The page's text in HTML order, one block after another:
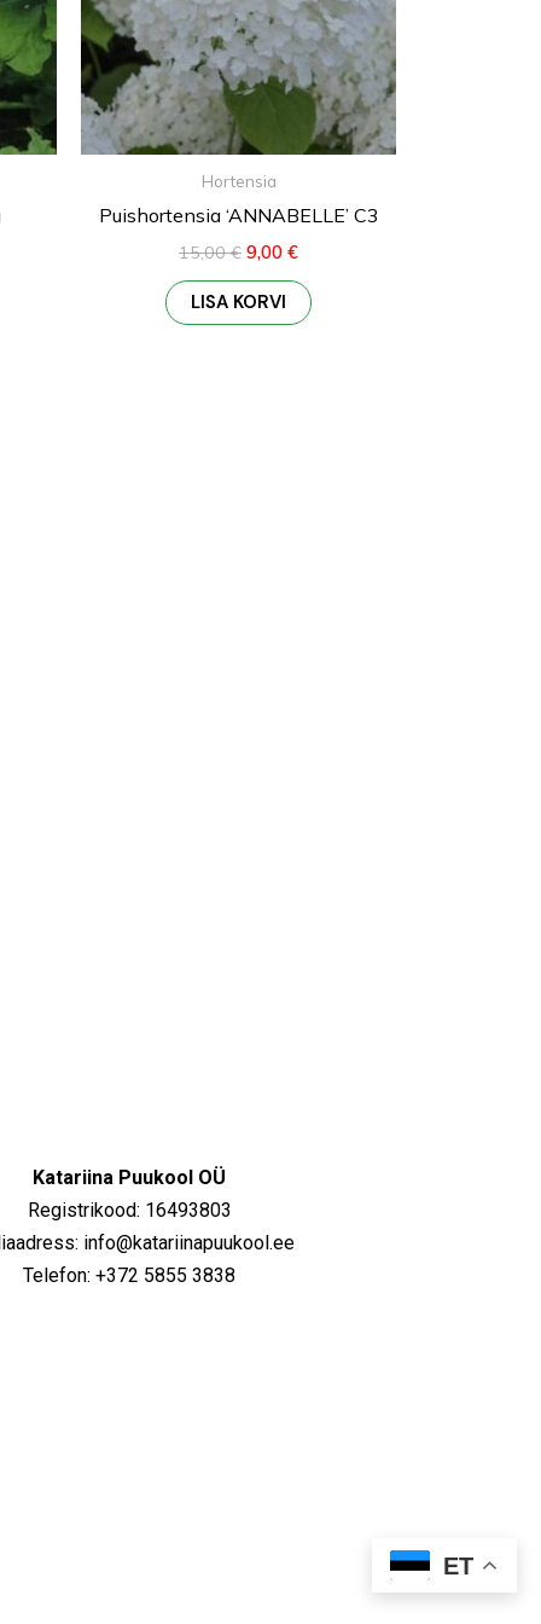
Hortensia
Puishortensia ‘ANNABELLE’ C3
15,00€ 9,00 €
LISA KORVI
Katariina Puukool OÜ
Registrikood: 16493803
info@katariinapuukool.ee
Telefon: +372 5855 3838
ET